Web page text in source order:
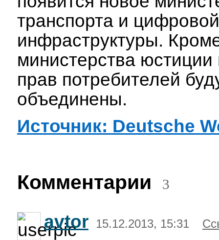
транспорта и цифровой
инфраструктуры.
министерства
прав потребителей
объединены.
Источник: Deutsche
Комментарии 3
avtor 15.12.2013, 15:31